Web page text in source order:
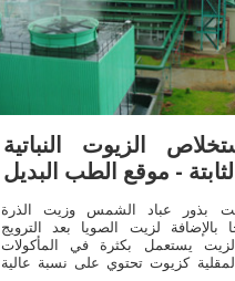
الزيوت النباتية
- موقع الطب البديل
بذور عباد الشمس وزيت الذرة
بالإضافة لزيت الصويا بعد الترويج
الزيت يستعمل بكثرة في المأكولات
كزيوت تحتوي على نسبة عالية